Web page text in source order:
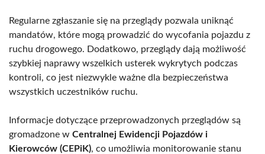
Regularne zgłaszanie się na przeglądy pozwala uniknąć
mandatów, które mogą prowadzić do wycofania pojazdu z
ruchu drogowego. Dodatkowo, przeglądy dają możliwość
szybkiej naprawy wszelkich usterek wykrytych podczas
kontroli, co jest niezwykle ważne dla bezpieczeństwa
wszystkich uczestników ruchu.
Informacje dotyczące przeprowadzonych przeglądów są
gromadzone w Centralnej Ewidencji Pojazdów i
Kierowców (CEPiK), co umożliwia monitorowanie stanu